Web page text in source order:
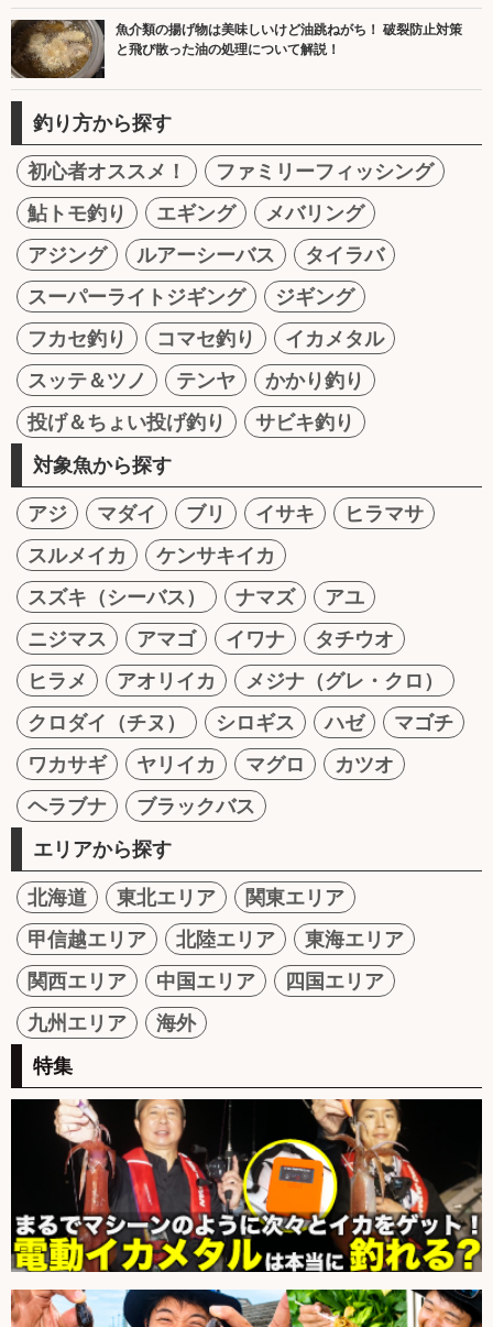
魚介類の揚げ物は美味しいけど油跳ねがち！ 破裂防止対策
と飛び散った油の処理について解説！
釣り方から探す
初心者オススメ！
ファミリーフィッシング
鮎トモ釣り
エギング
メバリング
アジング
ルアーシーバス
タイラバ
スーパーライトジギング
ジギング
フカセ釣り
コマセ釣り
イカメタル
スッテ＆ツノ
テンヤ
かかり釣り
投げ＆ちょい投げ釣り
サビキ釣り
対象魚から探す
アジ マダイ ブリ イサキ
ヒラマサ
スルメイカ
ケンサキイカ
スズキ（シーバス）
ナマズ
アユ
ニジマス
アマゴ イワナ
タチウオ
ヒラメ
アオリイカ
メジナ（グレ・クロ）
クロダイ（チヌ）
シロギス ハゼ
マゴチ
ワカサギ
ヤリイカ マグロ
カツオ
ヘラブナ
ブラックバス
エリアから探す
北海道 東北エリア
関東エリア
甲信越エリア
北陸エリア
東海エリア
関西エリア
中国エリア
四国エリア
九州エリア
海外
特集